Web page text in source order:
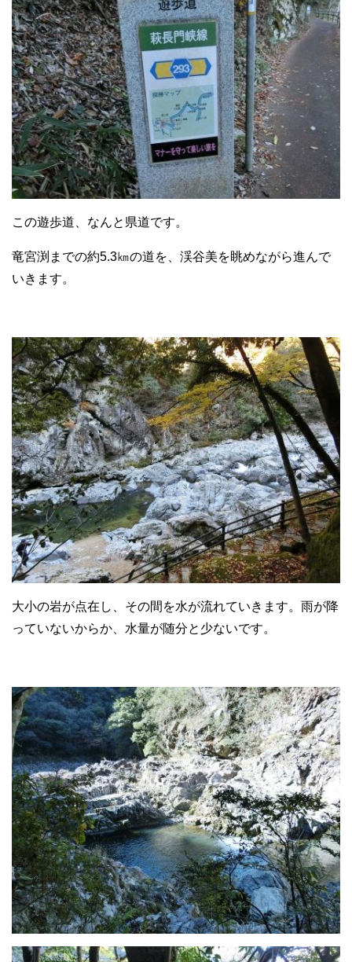
この遊歩道、なんと県道です。
竜宮渕までの約5.3㎞の道を、渓谷美を眺めながら進んで
いきます。
大小の岩が点在し、その間を水が流れていきます。雨が降
っていないからか、水量が随分と少ないです。